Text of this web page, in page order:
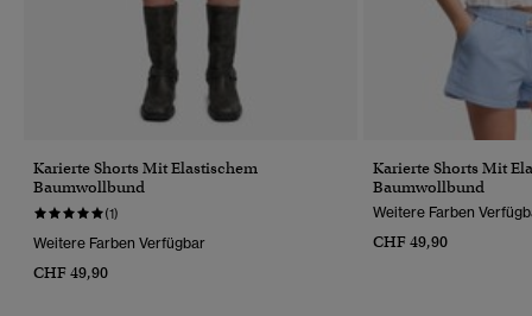
Karierte Shorts Mit Elastischem
Baumwollbund
(1)
Weitere Farben Verfügbar
CHF 49,90
Karierte Shorts Mit
Baumwollbund
Weitere Farben
CHF 49,90